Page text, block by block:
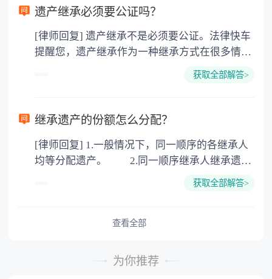
要缴纳公证费，具体如下： 1. 公证费：按房
3. 印花税：按房屋评估价的0.05%缴纳 4. 土
地增值税：按房价1%缴纳 5. 房屋产权登记费：
遗产继承必须要公证吗？
[律师回复] 遗产继承不是必须要公证。法律快车
提醒您，遗产继承作为一种继承方式在很多情况
下都是不需要公证的，当然，如果需要公正的也
以防对财产继承发生纠纷，可以对遗产继承进行
公证。
获取全部解答>
继承遗产的份额怎么分配？
[律师回复] 1.一般情况下，同一顺序的各继承人
均等分配遗产。 2.同一顺序继承人继承遗产
或者与被继承人共同生活的继承人，分配遗产
的继承人，不尽扶养义务的，分配遗产时，应当
获取全部解答>
查看全部
为你推荐